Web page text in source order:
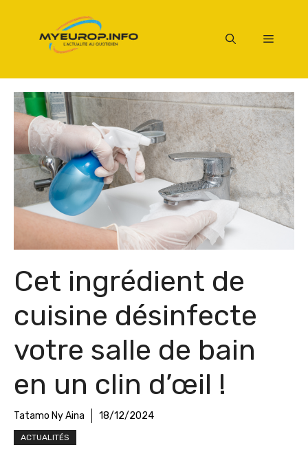
contenu
Menu
Cet ingrédient de
cuisine désinfecte
votre salle de bain
en un clin d’œil !
Tatamo Ny Aina 18/12/2024
ACTUALITÉS